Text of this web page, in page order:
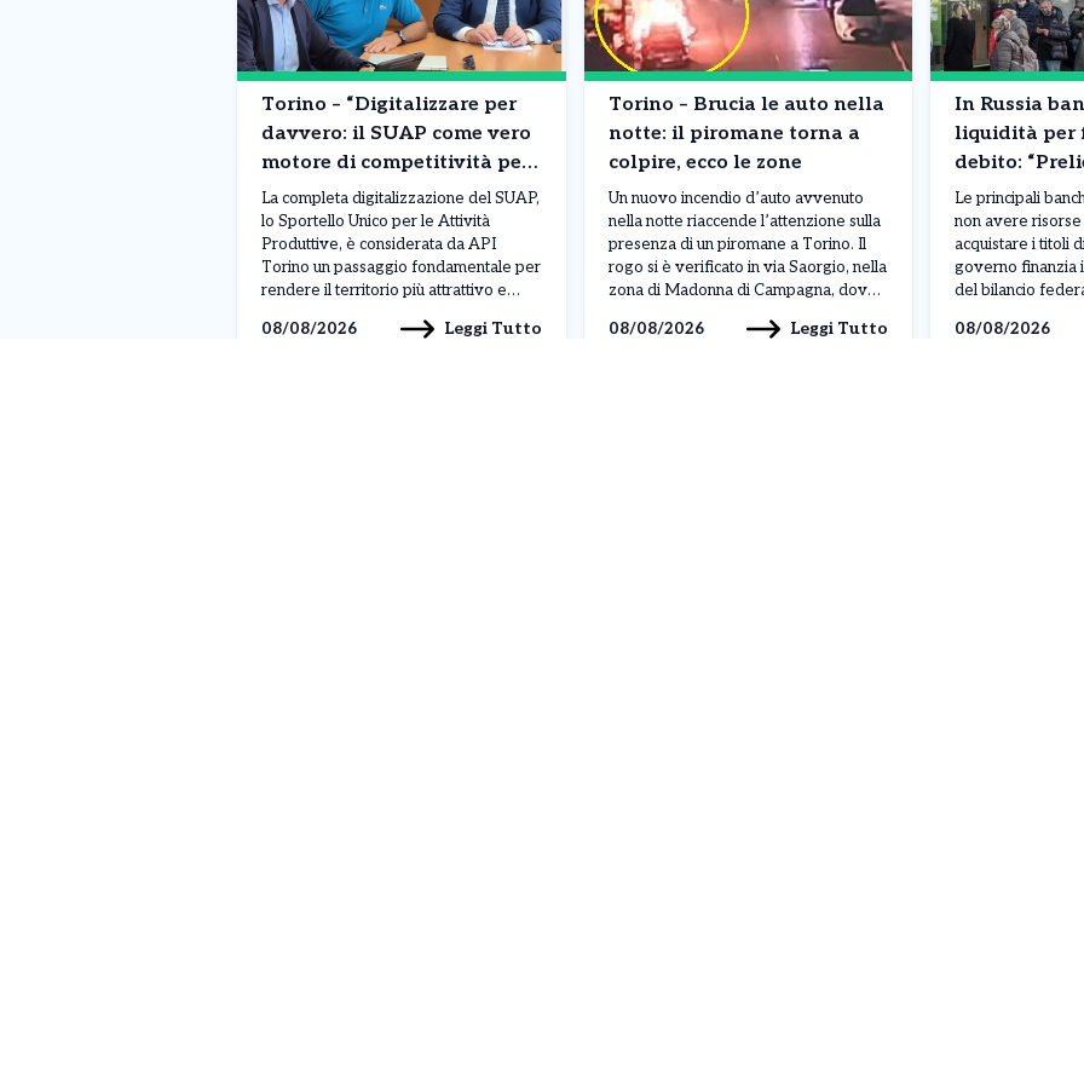
Torino – “Digitalizzare per
davvero: il SUAP come vero
motore di competitività per
la città”
La completa digitalizzazione del SUAP,
lo Sportello Unico per le Attività
Produttive, è considerata da API
Torino un passaggio fondamentale per
rendere il territorio più attrattivo e
pubblica amministrazione. Il tema è
08/08/2026 Leggi Tutto
Torino – Brucia le auto nella
notte: il piromane torna a
colpire, ecco le zone
Un nuovo incendio d’auto avvenuto
nella notte riaccende l’attenzione sulla
presenza di un piromane a Torino. Il
rogo si è verificato in via Saorgio, nella
zona di Madonna di Campagna, dove
completamente distrutta dalle fiamme.
08/08/2026 Leggi Tutto
In Russia
liquidità per
debito:
contanti”.
succedendo
Le principali
non avere
acquistare i titoli
governo finanzia
del bilancio
da Taras
direttore
08/08/2026